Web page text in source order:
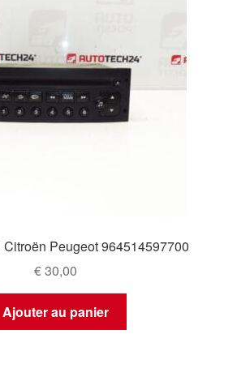
Peugeot 964514597700
€30,00
Ajouter au panier